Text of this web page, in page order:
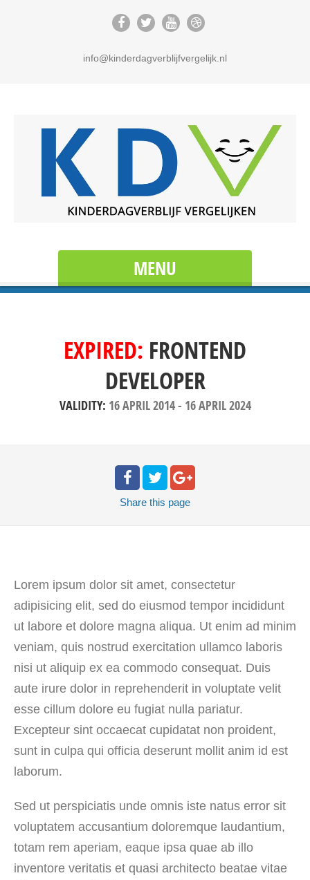
info@kinderdagverblijfvergelijk.nl
MENU
EXPIRED: FRONTEND
DEVELOPER
VALIDITY: 16 APRIL 2014- 16 APRIL 2024
Share this page
Lorem ipsum dolor sit amet, consectetur
adipisicing elit, sed do eiusmod tempor incididunt
ut labore et dolore magna aliqua. Ut enim ad minim
veniam, quis nostrud exercitation ullamco laboris
nisi ut aliquip ex ea commodo consequat. Duis
aute irure dolor in reprehenderit in voluptate velit
esse cillum dolore eu fugiat nulla pariatur.
Excepteur sint occaecat cupidatat non proident,
sunt in culpa qui officia deserunt mollit anim id est
laborum.
Sed ut perspiciatis unde omnis iste natus error sit
voluptatem accusantium doloremque laudantium,
totam rem aperiam, eaque ipsa quae ab illo
inventore veritatis et quasi architecto beatae vitae